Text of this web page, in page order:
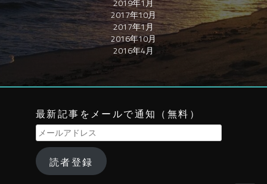
2019年1月
2017年10月
2017年1月
2016年10月
2016年4月
最新記事をメールで通知（無料）
メ
ー
ル
ア
ド
読者登録